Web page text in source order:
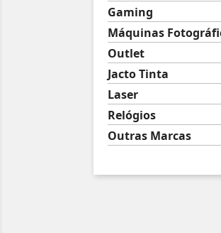
Gaming
Máquinas
Outlet
Jacto Tinta
Laser
Relógios
Outras Marcas